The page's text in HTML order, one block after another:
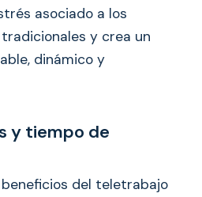
asociado a los
y crea un
dinámico y
y tiempo de
del teletrabajo